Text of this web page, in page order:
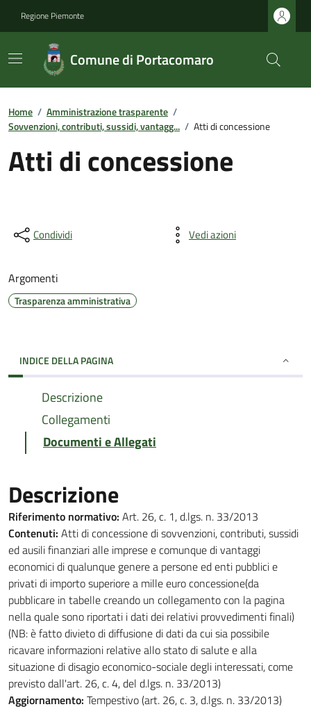
Regione Piemonte
Comune di Portacomaro
Home / Amministrazione trasparente /
Sovvenzioni, contributi, sussidi, vantagg... / Atti di concessione
Atti di concessione
Condividi Vedi azioni
Argomenti
Trasparenza amministrativa
INDICE DELLA PAGINA
Descrizione
Collegamenti
Documenti e Allegati
Descrizione
Riferimento normativo: Art. 26, c. 1, d.lgs. n. 33/2013
Contenuti: Atti di concessione di sovvenzioni, contributi, sussidi
ed ausili finanziari alle imprese e comunque di vantaggi
economici di qualunque genere a persone ed enti pubblici e
privati di importo superiore a mille euro concessione(da
pubblicare in tabelle creando un collegamento con la pagina
nella quale sono riportati i dati dei relativi provvedimenti finali)
(NB: è fatto divieto di diffusione di dati da cui sia possibile
ricavare informazioni relative allo stato di salute e alla
situazione di disagio economico-sociale degli interessati, come
previsto dall'art. 26, c. 4, del d.lgs. n. 33/2013)
Aggiornamento: Tempestivo (art. 26, c. 3, d.lgs. n. 33/2013)